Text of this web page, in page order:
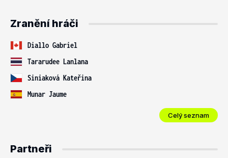
Zranění hráči
Diallo Gabriel
Tararudee Lanlana
Siniaková Kateřina
Munar Jaume
Celý seznam
Partneři